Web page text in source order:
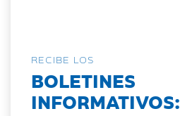
RECIBE LOS
BOLETINES
INFORMATIVOS: